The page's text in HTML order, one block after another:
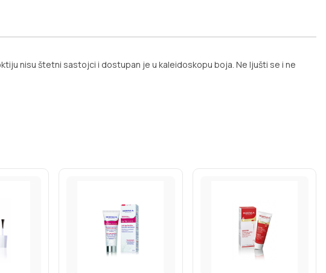
nisu štetni sastojci i dostupan je u kaleidoskopu boja. Ne ljušti se i ne